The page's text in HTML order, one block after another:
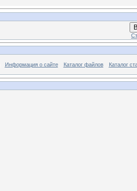
Информация о сайте Каталог файлов Каталог